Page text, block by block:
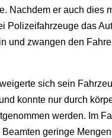
Nachdem er auch dies
Polizeifahrzeuge das
und zwangen den
sich sein
konnte nur durch
werden. Im
geringe